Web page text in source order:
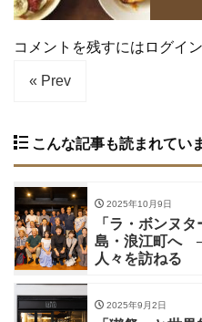
コメントを残すにはログイ
« Prev
こんな記事も読まれてい
2025年10月9日
「ラ・ボンヌ
島・浪江町へ
人々を訪ねる
2025年9月2日